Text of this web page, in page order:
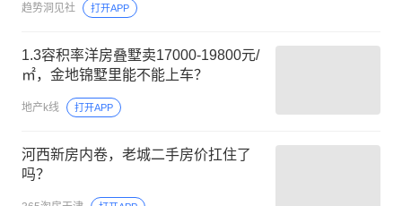
趋势洞见社 打开APP
1.3容积率洋房叠墅卖17000-19800元/
㎡，金地锦墅里能不能上车？
地产k线 打开APP
河西新房内卷，老城二手房价扛住了
吗？